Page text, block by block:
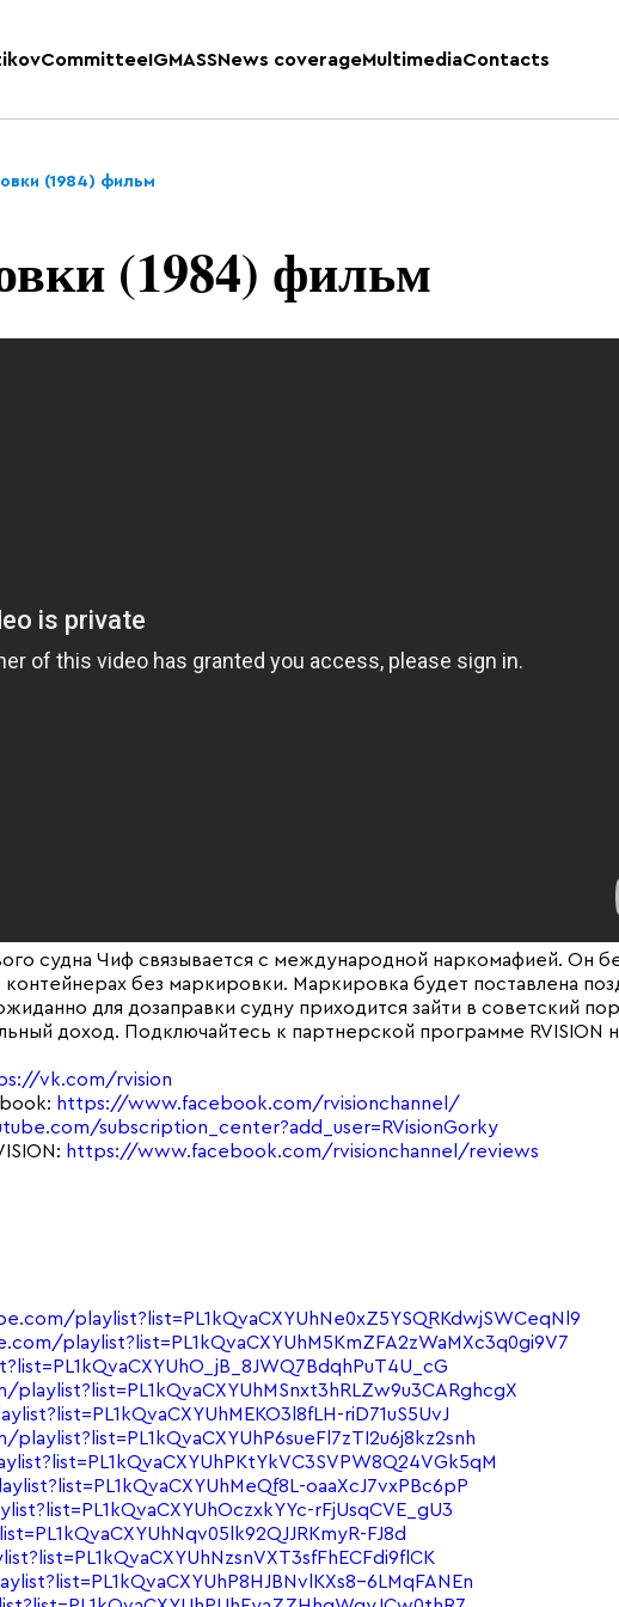
CommitteeIGMASSNews coverageMultimediaContacts
(1984) фильм
(1984) фильм
судна Чиф связывается с международной наркомафией. Он
без маркировки. Маркировка будет поставлена
для дозаправки судну приходится зайти в советский
доход. Подключайтесь к партнерской программе RVISION
vk.com/rvision
https://www.facebook.com/rvisionchannel/
subscription_center?add_user=RVisionGorky
https://www.facebook.com/rvisionchannel/reviews
playlist?list=PL1kQvaCXYUhNe0xZ5YSQRKdwjSWCeqNl9
playlist?list=PL1kQvaCXYUhM5KmZFA2zWaMXc3q0gi9V7
riD71uS5UvJ
oaaXcJ7vxPBc6pP
rFjUsqCVE_gU3
FJ8d
6LMqFANEn